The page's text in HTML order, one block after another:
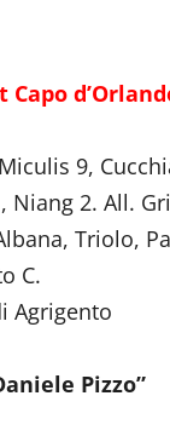
9,
Niang 2. All.
Triolo,
C.
Agrigento
Pizzo”